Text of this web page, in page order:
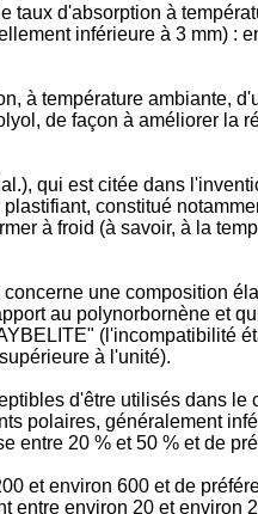
taux d'absorption à
inférieure à 3 mm) :
à température ambiante,
de façon à améliorer la
qui est citée dans
constitué
à froid (à savoir, à la
une composition
au polynorbornène et
(l'incompatibilité
à l'unité).
d'être utilisés dans le
polaires, généralement
entre 20 % et 50 % et de
et environ 600 et de
entre environ 20 et environ